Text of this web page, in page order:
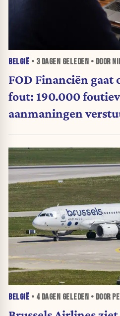
BELGIË • 3 DAGEN GELEDEN • DOOR
FOD Financiën gaat
fout: 190.000
aanmaningen
BELGIË • 4 DAGEN GELEDEN • DOOR